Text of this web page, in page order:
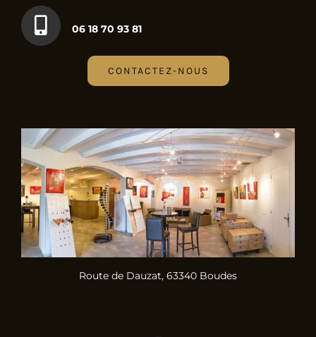
06 18 70 93 81
CONTACTEZ-NOUS
Route de Dauzat, 63340 Boudes